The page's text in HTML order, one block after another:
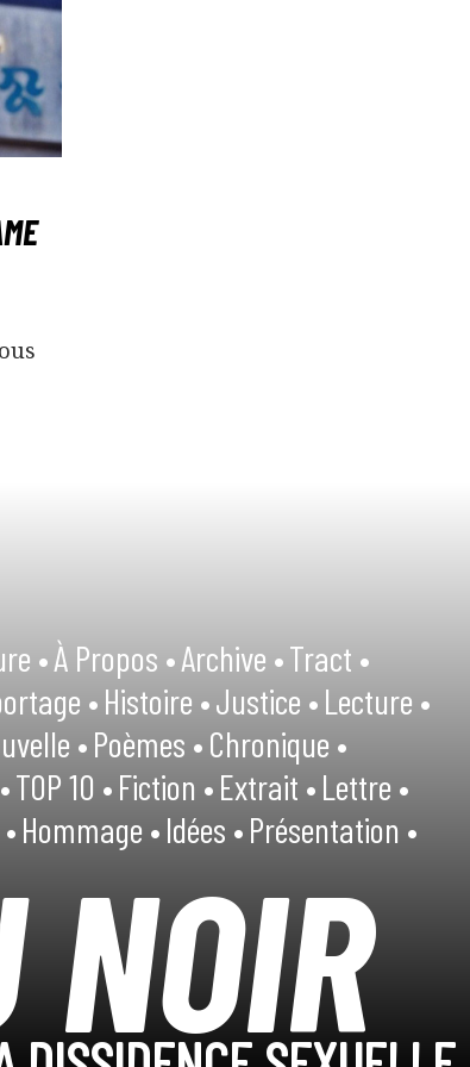
•À Propos •Archive •Tract •
•Histoire •Justice •Lecture •
•Poèmes •Chronique •
TOP 10 •Fiction •Extrait •Lettre •
Hommage •Idées •Présentation •
NOIR